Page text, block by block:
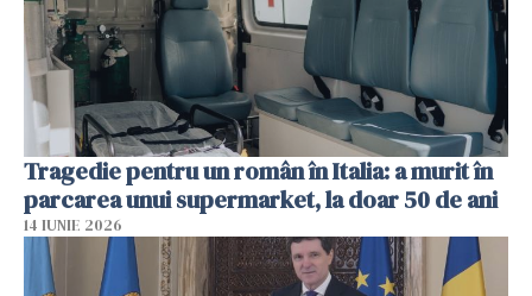
Tragedie pentru un român în Italia: a murit în
parcarea unui supermarket, la doar 50 de ani
14 IUNIE 2026